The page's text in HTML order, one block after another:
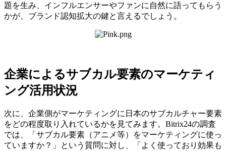
題を生み、インフルエンサーやファンに自然に語ってもらう
かが、ブランド認知拡大の鍵と言えるでしょう。
企業によるサブカル要素のマーケティ
ング活用状況
次に、企業側がマーケティングに日本のサブカルチャー要素
をどの程度取り入れているかを見てみます。Bitrix24の調査
では、「サブカル要素（アニメ等）をマーケティングに使っ
ていますか？」という質問に対し、「よく使っており効果も